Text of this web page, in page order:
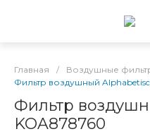
Главная / Воздушные
Фильтр воздушный
Фильтр
KOA878760